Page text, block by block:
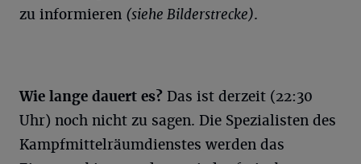
zu informieren (siehe Bilderstrecke).
Wie lange dauert es? Das ist derzeit (22:30
Uhr) noch nicht zu sagen. Die Spezialisten des
Kampfmittelräumdienstes werden das